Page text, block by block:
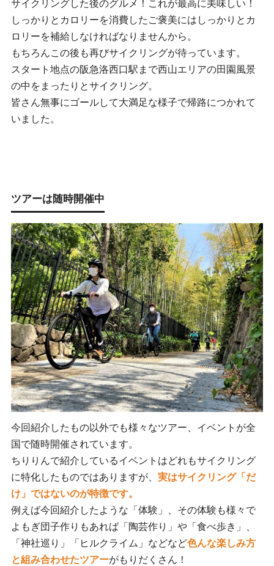
サイクリングした後のグルメ！これが最高に美味しい！
しっかりとカロリーを消費したご褒美にはしっかりとカ
ロリーを補給しなければなりませんから。
もちろんこの後も再びサイクリングが待っています。
スタート地点の阪急洛西口駅まで西山エリアの田園風景
の中をまったりとサイクリング。
皆さん無事にゴールして大満足な様子で帰路につかれて
いました。
ツアーは随時開催中
今回紹介したもの以外でも様々なツアー、イベントが全
国で随時開催されています。
ちりりんで紹介しているイベントはどれもサイクリング
に特化したものではありますが、 実はサイクリング「だ
け」ではないのが特徴です。
例えば今回紹介したような「体験」、その体験も様々で
よもぎ団子作りもあれば「陶芸作り」や「食べ歩き」、
「神社巡り」「ヒルクライム」などなど色んな楽しみ方
と組み合わせたツアーがもりだくさん！